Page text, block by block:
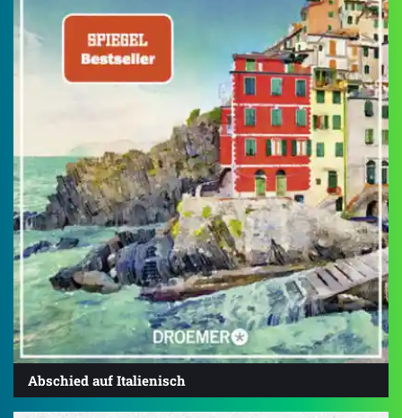
Abschied auf Italienisch